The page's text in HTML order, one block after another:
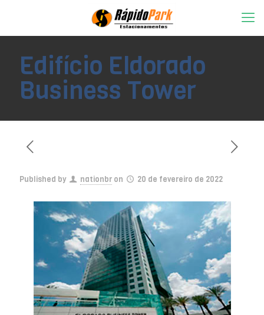
Edifício Eldorado
Business Tower
Published by nationbr on 20 de fevereiro de 2022